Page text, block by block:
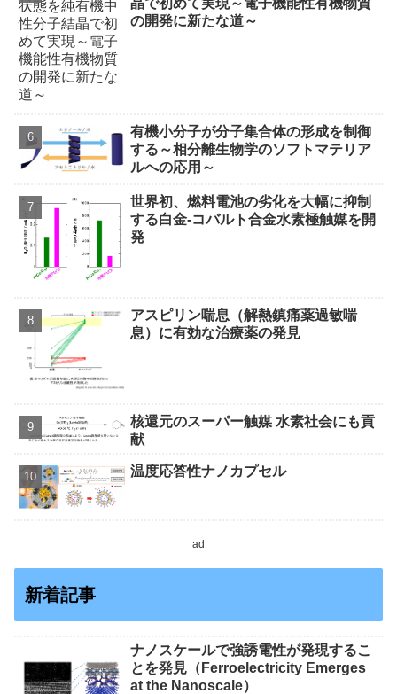
の開発に新たな道～
有機小分子が分子集合体の形成を制御
する～相分離生物学のソフトマテリア
ルへの応用～
世界初、燃料電池の劣化を大幅に抑制
する白金‐コバルト合金水素極触媒を開
発
アスピリン喘息（解熱鎮痛薬過敏喘
息）に有効な治療薬の発見
核還元のスーパー触媒 水素社会にも貢
献
温度応答性ナノカプセル
ad
新着記事
ナノスケールで強誘電性が発現するこ
とを発見（Ferroelectricity Emerges
at the Nanoscale）